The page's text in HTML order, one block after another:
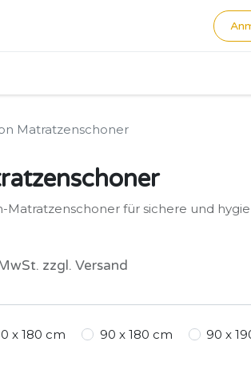
Matratzenschoner
Matratzenschoner für sichere und
zzgl. Versand
x 180 cm 90 x 180 cm 90 x